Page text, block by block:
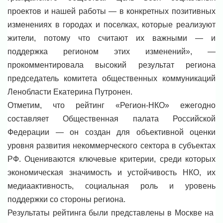
проектов и нашей работы — в конкретных позитивных
изменениях в городах и поселках, которые реализуют
жители, потому что считают их важными — и
поддержка регионом этих изменений», —
прокомментировала высокий результат региона
председатель комитета общественных коммуникаций
Ленобласти Екатерина Путронен.
Отметим, что рейтинг «Регион-НКО» ежегодно
составляет Общественная палата Российской
Федерации — он создан для объективной оценки
уровня развития некоммерческого сектора в субъектах
РФ. Оцениваются ключевые критерии, среди которых
экономическая значимость и устойчивость НКО, их
медиаактивность, социальная роль и уровень
поддержки со стороны региона.
Результаты рейтинга были представлены в Москве на